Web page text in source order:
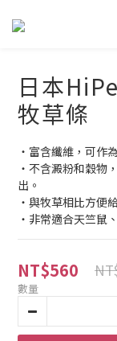
日本
牧草條
・富含纖維，可作
・不含澱粉和穀物
出。
・與牧草相比方便
・非常適合天竺鼠
NT$560
數量